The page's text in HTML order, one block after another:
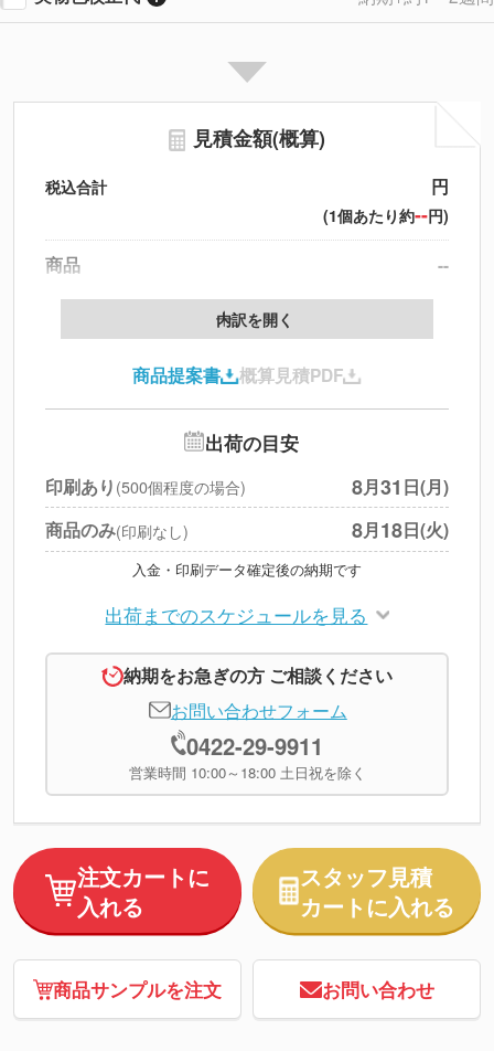
見積金額(概算)
税込合計 円
(1個あたり約--円)
商品
--
製版代
印刷代
北海道・沖縄・離島 別途
※上記小計は税別です
内訳を開く
商品提案書 概算見積PDF
出荷の目安
印刷あり (500個程度の場合) 8月31 日(月)
商品のみ(印刷なし) 8月18日(火)
入金・印刷データ確定後の納期です
出荷までのスケジュールを見る
納期をお急ぎの方 ご相談ください
お問い合わせフォーム
0422-29-9911
営業時間 10:00～18:00 土日祝を除く
注文カートに
入れる
スタッフ見積
カートに入れる
商品サンプルを注文 お問い合わせ